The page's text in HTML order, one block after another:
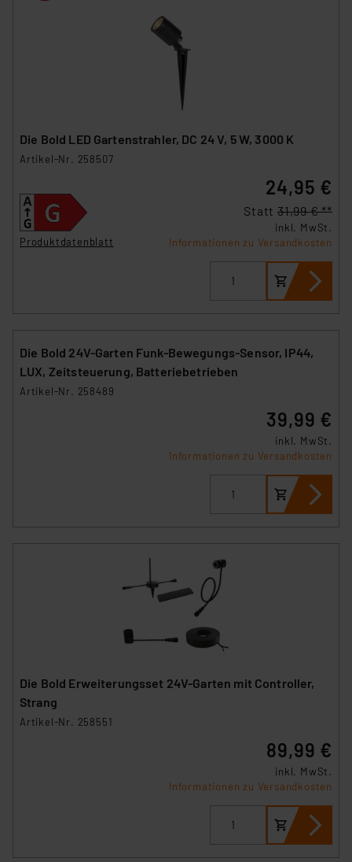
Die Bold LED Gartenstrahler, DC 24 V, 5 W, 3000 K
Artikel-Nr. 258507
Produktdatenblatt
24,95 €
Statt 31,99 € **
inkl. MwSt.
Informationen zu Versandkosten
Die Bold 24V-Garten Funk-Bewegungs-Sensor, IP44,
LUX, Zeitsteuerung, Batteriebetrieben
Artikel-Nr. 258489
39,99 €
inkl. MwSt.
Informationen zu Versandkosten
Die Bold Erweiterungsset 24V-Garten mit Controller,
Strang
Artikel-Nr. 258551
89,99 €
inkl. MwSt.
Informationen zu Versandkosten